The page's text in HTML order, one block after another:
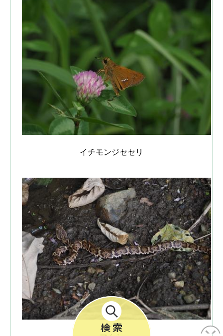
イチモンジセセリ